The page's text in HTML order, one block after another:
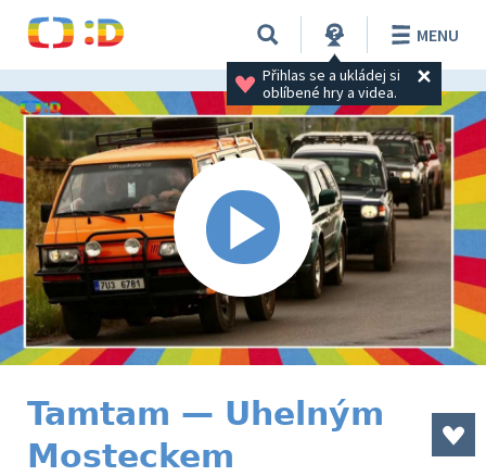
Přihlas se a ukládej si
oblíbené hry a videa.
MENU
Tamtam — Uhelným
Mosteckem